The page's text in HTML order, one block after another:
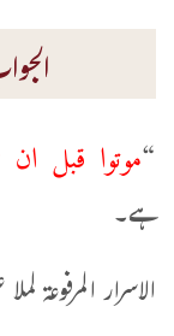
“موتوا قبل ان
ہے۔
الاسرار المرفوعۃ